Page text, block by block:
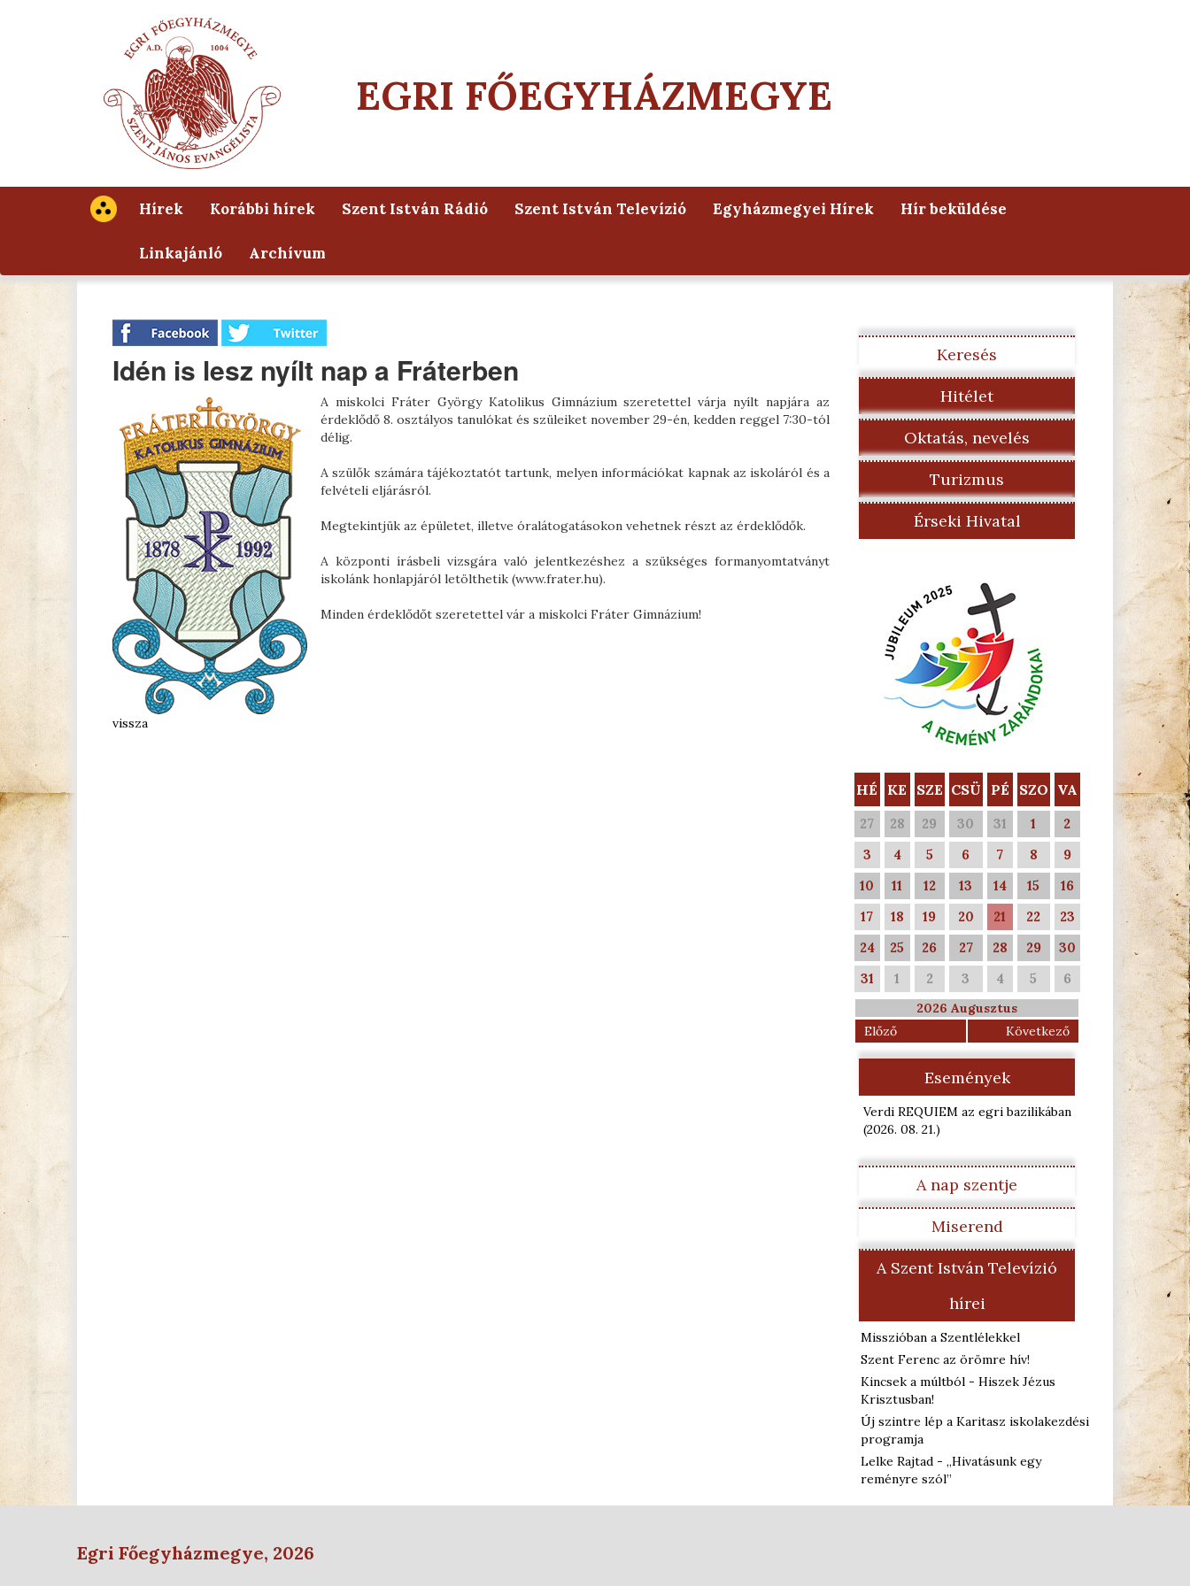
EGRI FŐEGYHÁZMEGYE
Hírek Korábbi hírek Szent István Rádió Szent István Televízió Egyházmegyei Hírek Hír beküldése
Linkajánló Archívum
Idén is lesz nyílt nap a Fráterben
A miskolci Fráter György Katolikus Gimnázium szeretettel várja nyílt napjára az
érdeklődő 8. osztályos tanulókat és szüleiket november 29-én, kedden reggel 7:30-tól
délig.
A szülők számára tájékoztatót tartunk, melyen információkat kapnak az iskoláról és a
felvételi eljárásról.
Megtekintjük az épületet, illetve óralátogatásokon vehetnek részt az érdeklődők.
A központi írásbeli vizsgára való jelentkezéshez a szükséges formanyomtatványt
iskolánk honlapjáról letölthetik (www.frater.hu).
Minden érdeklődőt szeretettel vár a miskolci Fráter Gimnázium!
vissza
Keresés
Hitélet
Oktatás, nevelés
Turizmus
Érseki Hivatal
HÉ KE SZE CSÜ PÉ SZO VA
27 28 29 30 31 1
2
3
4 5 6 7 8
9
10
11 12 13 14 15
16
17
18 19 20 21 22
23
24
25 26 27 28 29
30
31
1 2 3 4 5 6
2026 Augusztus
Előző
Következő
Események
Verdi REQUIEM az egri bazilikában
(2026. 08. 21.)
A nap szentje
Miserend
A Szent István Televízió
hírei
Misszióban a Szentlélekkel
Szent Ferenc az örömre hív!
Kincsek a múltból - Hiszek Jézus
Krisztusban!
Új szintre lép a Karitasz iskolakezdési
programja
Lelke Rajtad - „Hivatásunk egy
reményre szól”
Egri Főegyházmegye, 2026